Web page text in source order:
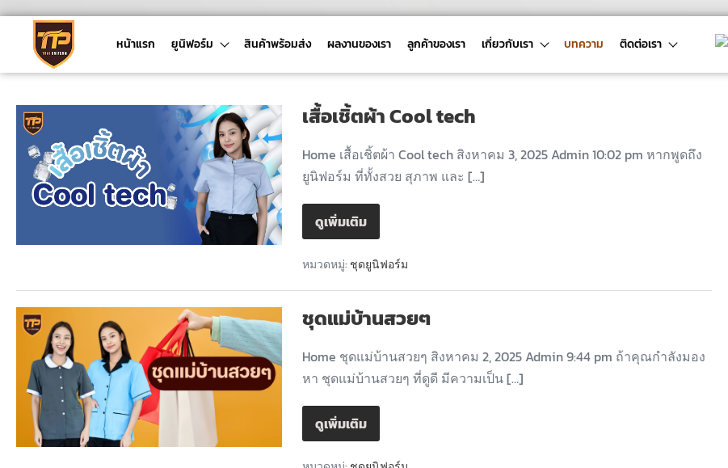
หน้าแรก ยูนิฟอร์ม สินค้าพร้อมส่ง ผลงานของเรา ลูกค้าของเรา เกี่ยวกับเรา บทความ ติดต่อเรา
เสื้อเชิ้ตผ้า Cool tech
Home เสื้อเชิ้ตผ้า Cool tech สิงหาคม 3, 2025 Admin 10:02 pm หากพูดถึง
ยูนิฟอร์ม ที่ทั้งสวย สุภาพ และ […]
ดูเพิ่มเติม
หมวดหมู่: ชุดยูนิฟอร์ม
ชุดแม่บ้านสวยๆ
Home ชุดแม่บ้านสวยๆ สิงหาคม 2, 2025 Admin 9:44 pm ถ้าคุณกำลังมอง
หา ชุดแม่บ้านสวยๆ ที่ดูดี มีความเป็น […]
ดูเพิ่มเติม